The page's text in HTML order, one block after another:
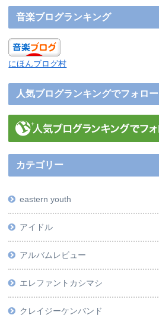
音楽ブログランキング
にほんブログ村
人気ブログランキングでフォロー
カテゴリー
eastern youth
アイドル
アルバムレビュー
エレファントカシマシ
クレイジーケンバンド